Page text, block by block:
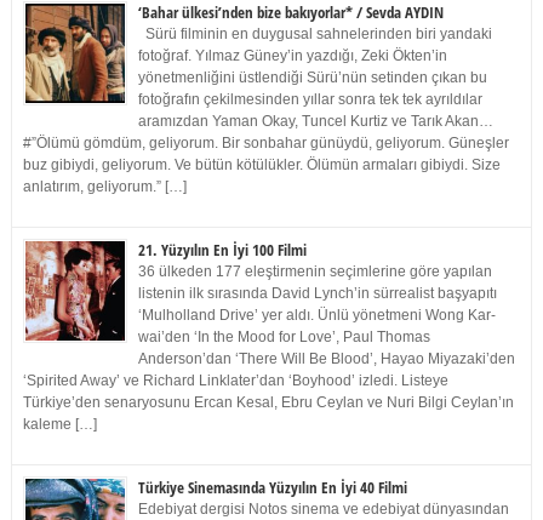
‘Bahar ülkesi’nden bize bakıyorlar* / Sevda AYDIN
Sürü filminin en duygusal sahnelerinden biri yandaki
fotoğraf. Yılmaz Güney’in yazdığı, Zeki Ökten’in
yönetmenliğini üstlendiği Sürü’nün setinden çıkan bu
fotoğrafın çekilmesinden yıllar sonra tek tek ayrıldılar
aramızdan Yaman Okay, Tuncel Kurtiz ve Tarık Akan…
#”Ölümü gömdüm, geliyorum. Bir sonbahar günüydü, geliyorum. Güneşler
buz gibiydi, geliyorum. Ve bütün kötülükler. Ölümün armaları gibiydi. Size
anlatırım, geliyorum.” […]
21. Yüzyılın En İyi 100 Filmi
36 ülkeden 177 eleştirmenin seçimlerine göre yapılan
listenin ilk sırasında David Lynch’in sürrealist başyapıtı
‘Mulholland Drive’ yer aldı. Ünlü yönetmeni Wong Kar-
wai’den ‘In the Mood for Love’, Paul Thomas
Anderson’dan ‘There Will Be Blood’, Hayao Miyazaki’den
‘Spirited Away’ ve Richard Linklater’dan ‘Boyhood’ izledi. Listeye
Türkiye’den senaryosunu Ercan Kesal, Ebru Ceylan ve Nuri Bilgi Ceylan’ın
kaleme […]
Türkiye Sinemasında Yüzyılın En İyi 40 Filmi
Edebiyat dergisi Notos sinema ve edebiyat dünyasından